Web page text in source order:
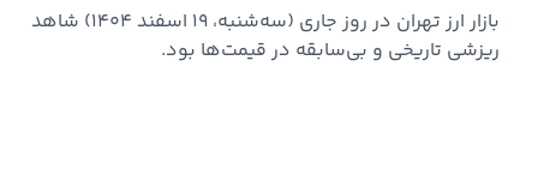
بازار ارز تهران در روز جاری (سه‌شنبه، ۱۹ اسفند ۱۴۰۴) شاهد
ریزشی تاریخی و بی‌سابقه در قیمت‌ها بود.